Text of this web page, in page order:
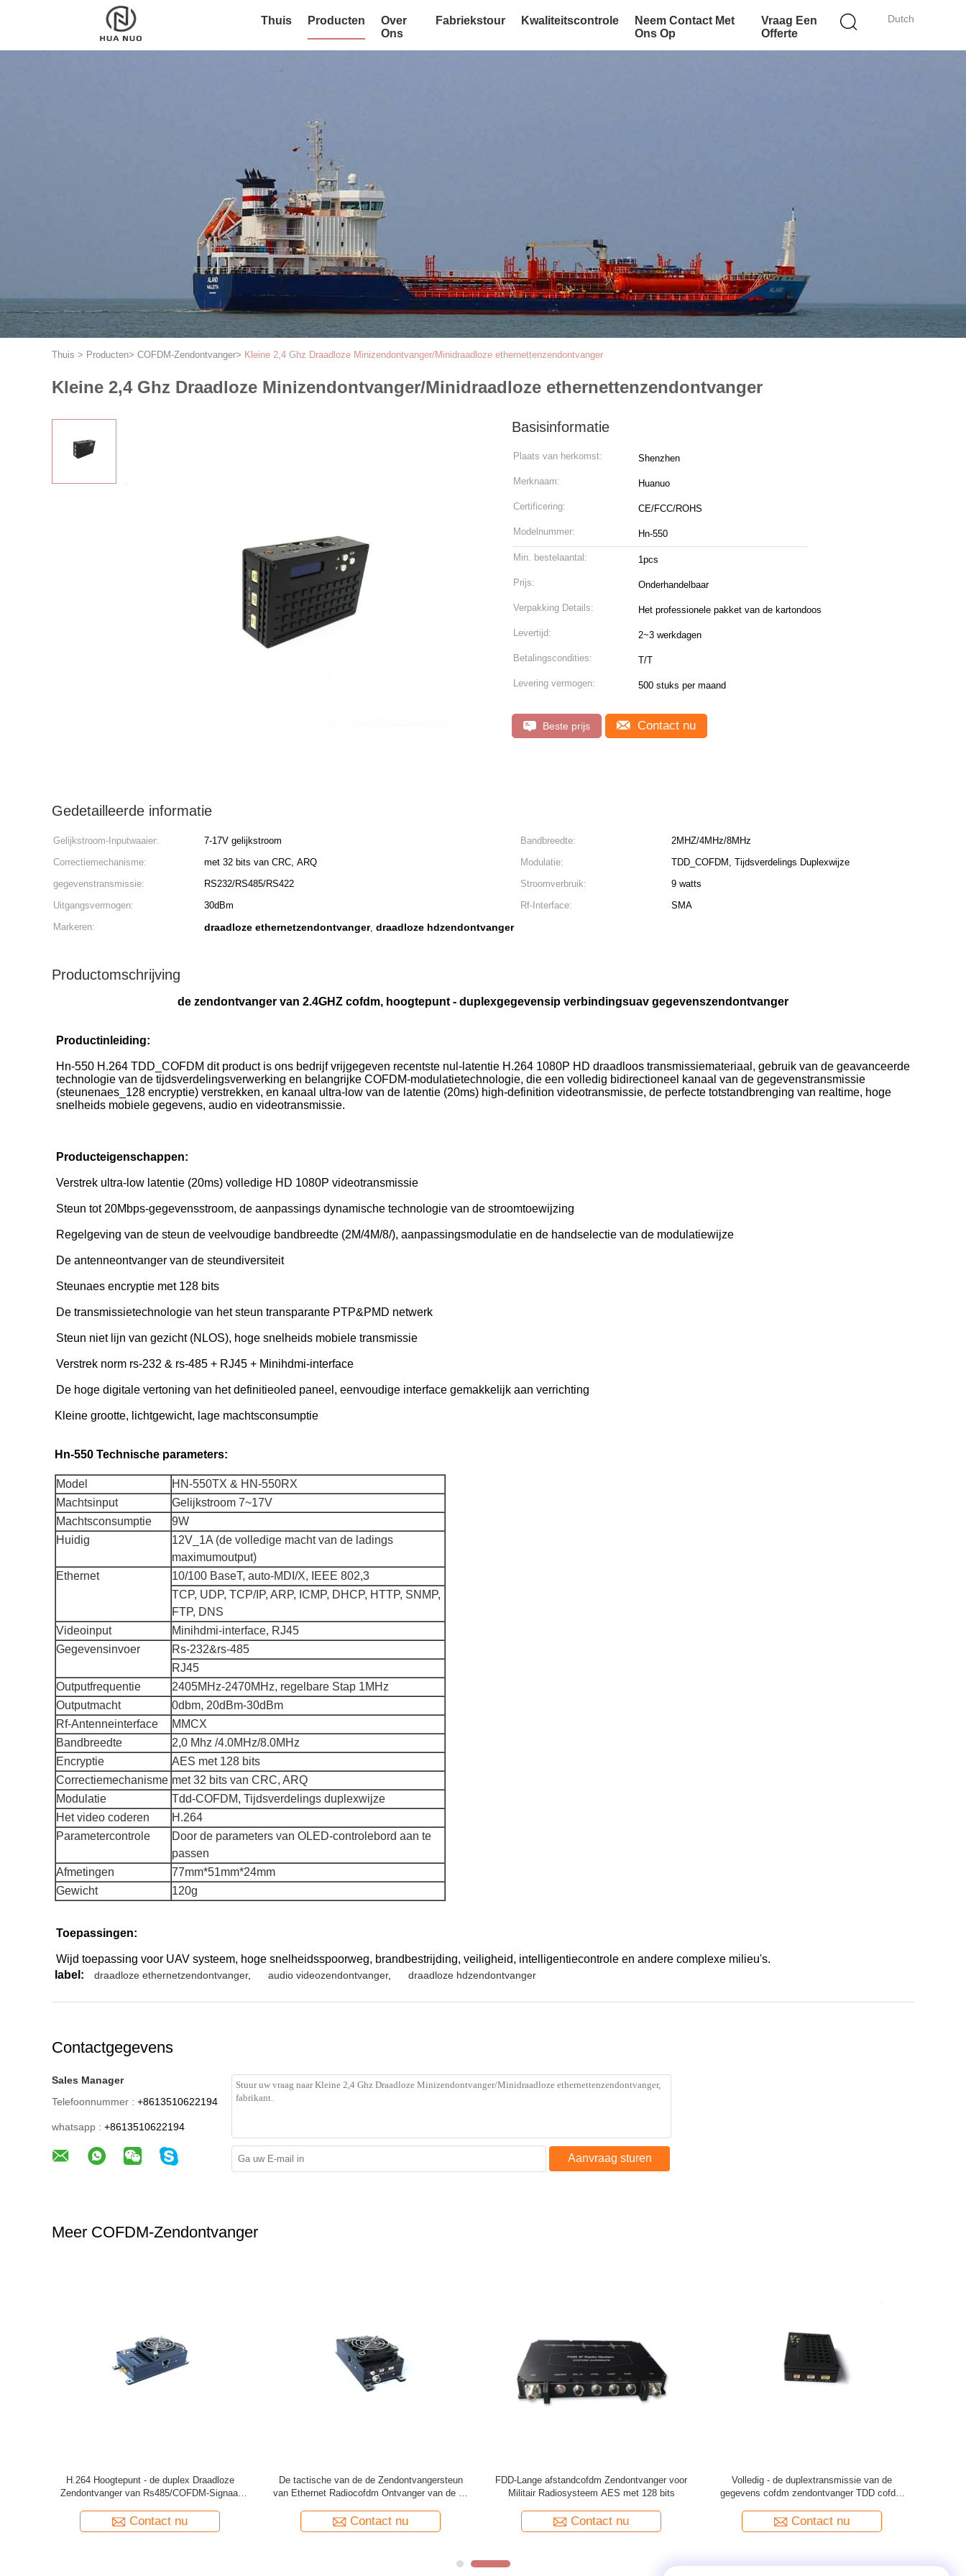
Dutch
Thuis Producten
Over
Ons
Fabriekstour Kwaliteitscontrole
Neem Contact Met
Ons Op
Vraag Een
Offerte
Thuis > Producten> COFDM-Zendontvanger> Kleine 2,4 Ghz Draadloze Minizendontvanger/Minidraadloze ethernettenzendontvanger
Kleine 2,4 Ghz Draadloze Minizendontvanger/Minidraadloze ethernettenzendontvanger
Basisinformatie
Plaats van herkomst: Shenzhen
Merknaam: Huanuo
Certificering: CE/FCC/ROHS
Modelnummer: Hn-550
Min. bestelaantal: 1pcs
Prijs: Onderhandelbaar
Verpakking Details: Het professionele pakket van de kartondoos
Levertijd: 2~3 werkdagen
Betalingscondities: T/T
Levering vermogen: 500 stuks per maand
Beste prijs Contact nu
Gedetailleerde informatie
Gelijkstroom-Inputwaaier: 7-17V gelijkstroom Bandbreedte:
2MHZ/4MHz/8MHz
Correctiemechanisme:
met 32 bits van CRC, ARQ Modulatie:
TDD_COFDM, Tijdsverdelings Duplexwijze
gegevenstransmissie:
RS232/RS485/RS422 Stroomverbruik:
9 watts
Uitgangsvermogen:
30dBm Rf-Interface:
SMA
Markeren:
draadloze ethernetzendontvanger, draadloze hdzendontvanger
Productomschrijving
de zendontvanger van 2.4GHZ cofdm, hoogtepunt - duplexgegevensip verbindingsuav gegevenszendontvanger
Productinleiding:
Hn-550 H.264 TDD_COFDM dit product is ons bedrijf vrijgegeven recentste nul-latentie H.264 1080P HD draadloos transmissiemateriaal, gebruik van de geavanceerde
technologie van de tijdsverdelingsverwerking en belangrijke COFDM-modulatietechnologie, die een volledig bidirectioneel kanaal van de gegevenstransmissie
(steunenaes_128 encryptie) verstrekken, en kanaal ultra-low van de latentie (20ms) high-definition videotransmissie, de perfecte totstandbrenging van realtime, hoge
snelheids mobiele gegevens, audio en videotransmissie.
Producteigenschappen:
Verstrek ultra-low latentie (20ms) volledige HD 1080P videotransmissie
Steun tot 20Mbps-gegevensstroom, de aanpassings dynamische technologie van de stroomtoewijzing
Regelgeving van de steun de veelvoudige bandbreedte (2M/4M/8/), aanpassingsmodulatie en de handselectie van de modulatiewijze
De antenneontvanger van de steundiversiteit
Steunaes encryptie met 128 bits
De transmissietechnologie van het steun transparante PTP&PMD netwerk
Steun niet lijn van gezicht (NLOS), hoge snelheids mobiele transmissie
Verstrek norm rs-232 & rs-485 + RJ45 + Minihdmi-interface
De hoge digitale vertoning van het definitieoled paneel, eenvoudige interface gemakkelijk aan verrichting
Kleine grootte, lichtgewicht, lage machtsconsumptie
Hn-550 Technische parameters:
Model
HN-550TX & HN-550RX
Machtsinput
Gelijkstroom 7~17V
Machtsconsumptie
9W
Huidig
12V_1A (de volledige macht van de ladings
maximumoutput)
Ethernet
10/100 BaseT, auto-MDI/X, IEEE 802,3
TCP, UDP, TCP/IP, ARP, ICMP, DHCP, HTTP, SNMP,
FTP, DNS
Videoinput
Minihdmi-interface, RJ45
Gegevensinvoer
Rs-232&rs-485
RJ45
Outputfrequentie
2405MHz-2470MHz, regelbare Stap 1MHz
Outputmacht
0dbm, 20dBm-30dBm
Rf-Antenneinterface
MMCX
Bandbreedte
2,0 Mhz /4.0MHz/8.0MHz
Encryptie
AES met 128 bits
Correctiemechanisme met 32 bits van CRC, ARQ
Modulatie
Tdd-COFDM, Tijdsverdelings duplexwijze
Het video coderen
H.264
Parametercontrole
Door de parameters van OLED-controlebord aan te
passen
Afmetingen
77mm*51mm*24mm
Gewicht
120g
Toepassingen:
Wijd toepassing voor UAV systeem, hoge snelheidsspoorweg, brandbestrijding, veiligheid, intelligentiecontrole en andere complexe milieu's.
label:
draadloze ethernetzendontvanger, audio videozendontvanger, draadloze hdzendontvanger
Contactgegevens
Sales Manager
Telefoonnummer : +8613510622194
whatsapp : +8613510622194
Aanvraag sturen
Meer COFDM-Zendontvanger
De Radiozendontvanger van COFDM Ethernet
RS232, de Draadloze HD Zendontvanger van
Contact nu
Zendontvanger de over lange afstand van TDD
COFDM met Perfecte Totstandbrenging In real
Contact nu
Volledig - duplexsignaal Één van Rs485 8MHz
H.264 COFDM Zendontvanger
Contact nu
Lange afstand Industriële COFDM
Zendontvanger voor Veiligheidssysteem en
Contact nu